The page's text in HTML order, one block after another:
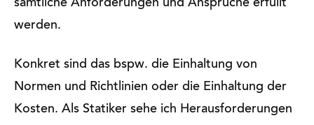
sämtliche Anforderungen und Ansprüche erfüllt
werden.
Konkret sind das bspw. die Einhaltung von
Normen und Richtlinien oder die Einhaltung der
Kosten. Als Statiker sehe ich Herausforderungen